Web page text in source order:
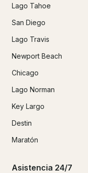
Lago Tahoe
San Diego
Lago Travis
Newport Beach
Chicago
Lago Norman
Key Largo
Destin
Maratón
Asistencia 24/7